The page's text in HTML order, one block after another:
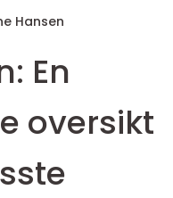
Hansen
En
oversikt